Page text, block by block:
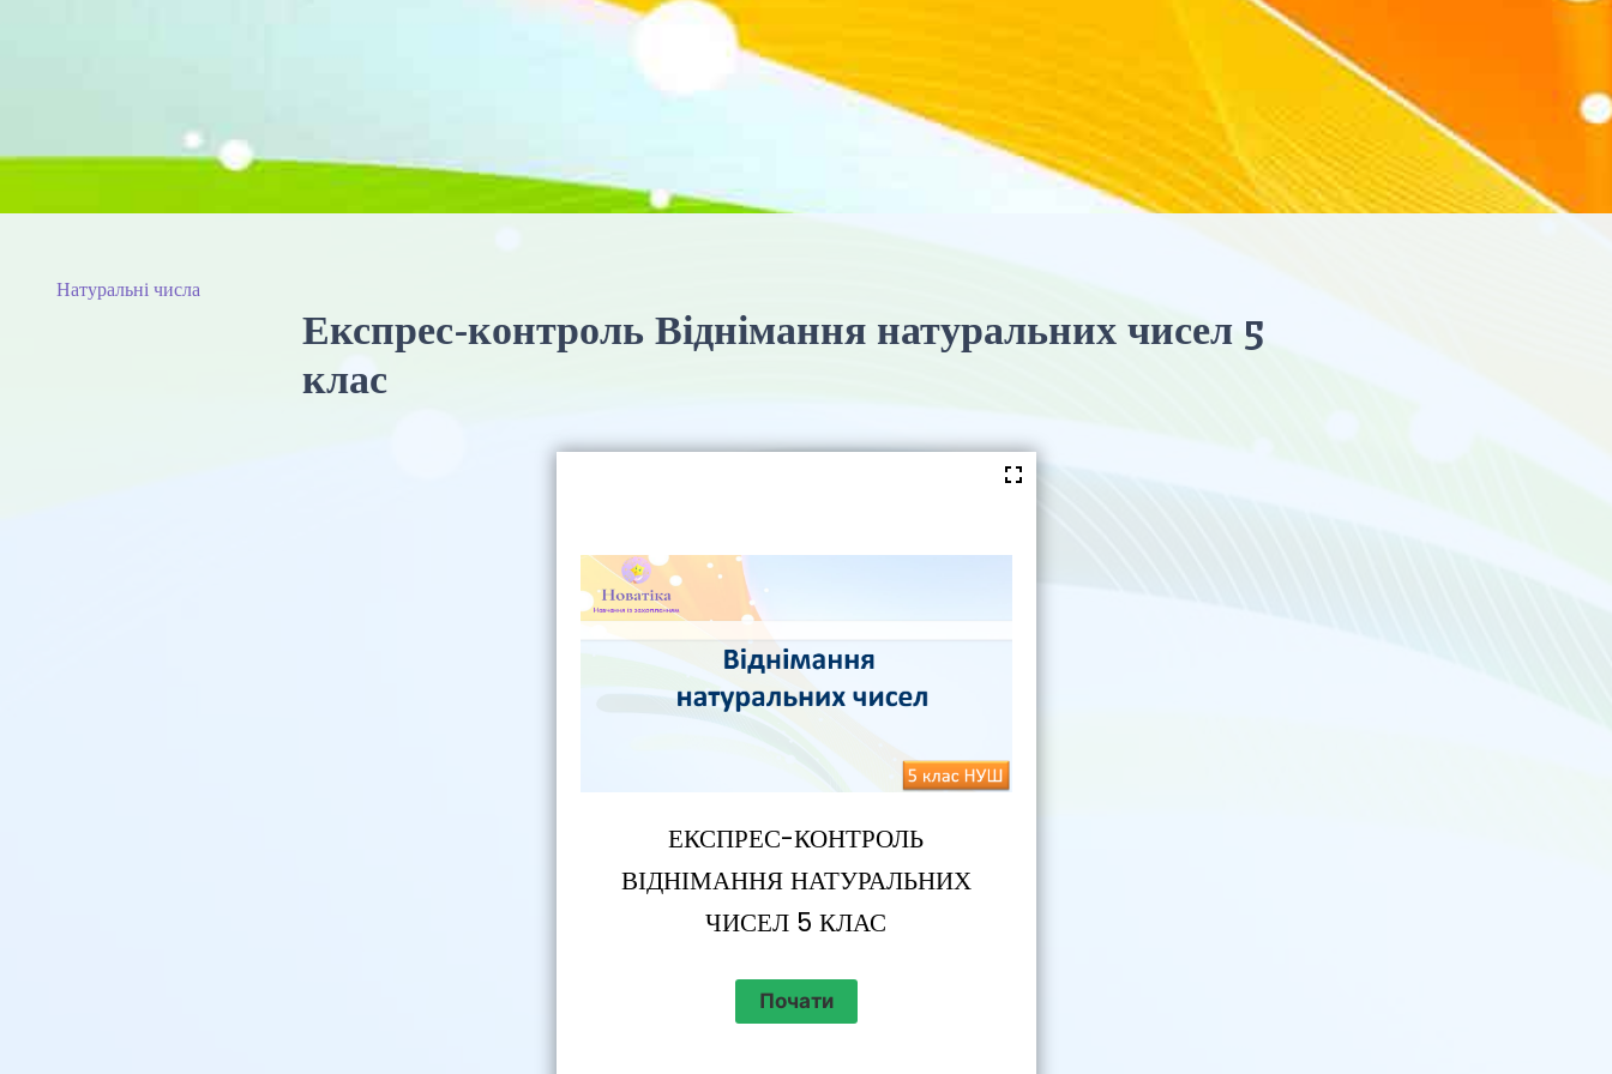
Натуральні числа
Експрес-контроль Віднімання натуральних чисел 5
клас
ЕКСПРЕС-КОНТРОЛЬ
ВІДНІМАННЯ НАТУРАЛЬНИХ
ЧИСЕЛ 5 КЛАС